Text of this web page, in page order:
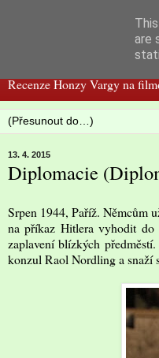
Recenze Honzy Vargy na
13. 4. 2015
Diplomacie
Srpen 1944, Paříž. Němcům
na příkaz Hitlera vyhodit do
zaplavení blízkých
konzul Raol Nordling a snaží
are